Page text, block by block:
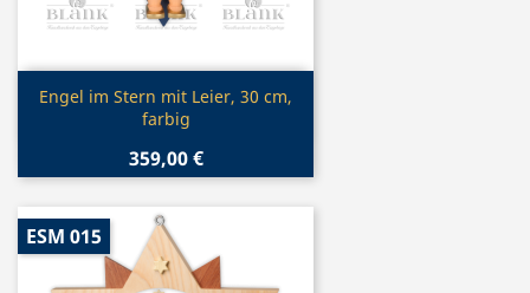
Vorschau
Engel im Stern mit Leier, 30 cm,
farbig
359,00 €
ESM 015